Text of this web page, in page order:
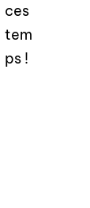
ces
tem
ps !